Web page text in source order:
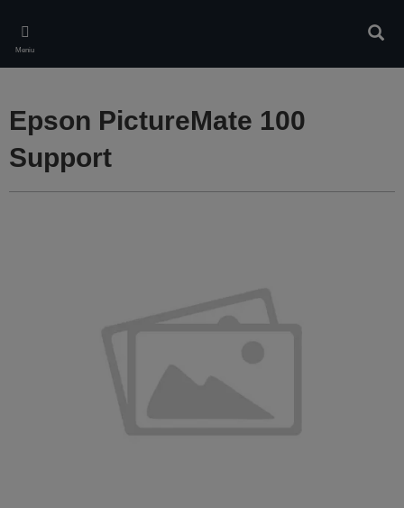
main
content
Meniu
Epson PictureMate 100
Support